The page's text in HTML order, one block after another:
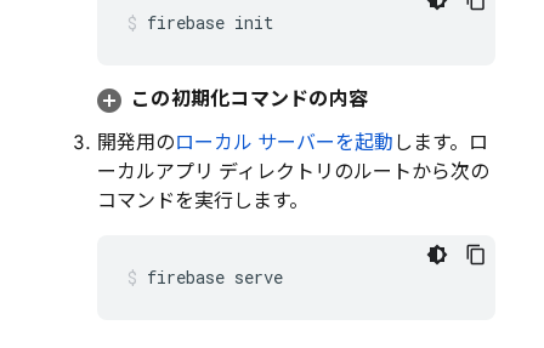
firebase init
この初期化コマンドの内容
開発用のローカル サーバーを起動 します。ロ
ーカルアプリ ディレクトリのルートから次の
コマンドを実行します。
firebase serve